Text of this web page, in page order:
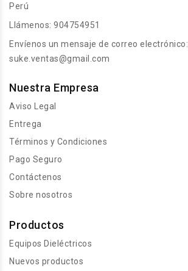
Perú
Llámenos: 904754951
Envíenos un mensaje de correo electrónico:
suke.ventas@gmail.com
Nuestra Empresa
Aviso Legal
Entrega
Términos y Condiciones
Pago Seguro
Contáctenos
Sobre nosotros
Productos
Equipos Dieléctricos
Nuevos productos